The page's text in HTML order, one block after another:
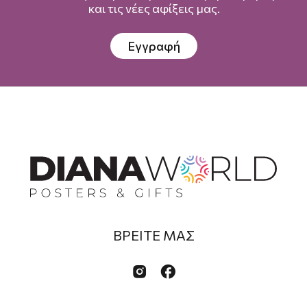
και τις νέες αφίξεις μας.
Εγγραφή
ΒΡΕΙΤΕ ΜΑΣ
 